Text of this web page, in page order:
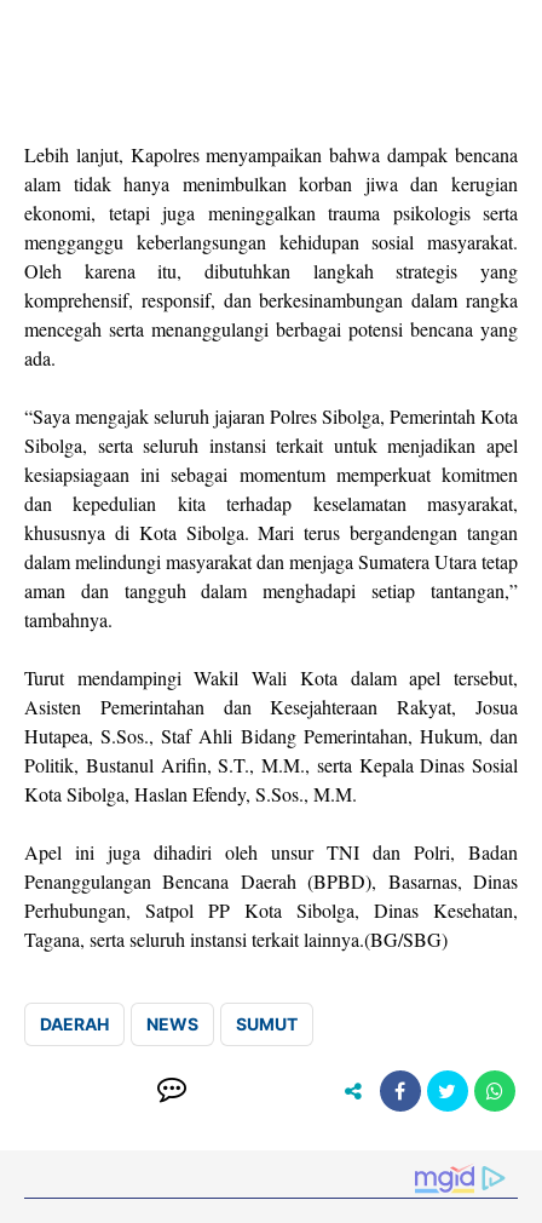
Lebih lanjut, Kapolres menyampaikan bahwa dampak bencana
alam tidak hanya menimbulkan korban jiwa dan kerugian
ekonomi, tetapi juga meninggalkan trauma psikologis serta
mengganggu keberlangsungan kehidupan sosial masyarakat.
Oleh karena itu, dibutuhkan langkah strategis yang
komprehensif, responsif, dan berkesinambungan dalam rangka
mencegah serta menanggulangi berbagai potensi bencana yang
ada.
“Saya mengajak seluruh jajaran Polres Sibolga, Pemerintah Kota
Sibolga, serta seluruh instansi terkait untuk menjadikan apel
kesiapsiagaan ini sebagai momentum memperkuat komitmen
dan kepedulian kita terhadap keselamatan masyarakat,
khususnya di Kota Sibolga. Mari terus bergandengan tangan
dalam melindungi masyarakat dan menjaga Sumatera Utara tetap
aman dan tangguh dalam menghadapi setiap tantangan,”
tambahnya.
Turut mendampingi Wakil Wali Kota dalam apel tersebut,
Asisten Pemerintahan dan Kesejahteraan Rakyat, Josua
Hutapea, S.Sos., Staf Ahli Bidang Pemerintahan, Hukum, dan
Politik, Bustanul Arifin, S.T., M.M., serta Kepala Dinas Sosial
Kota Sibolga, Haslan Efendy, S.Sos., M.M.
Apel ini juga dihadiri oleh unsur TNI dan Polri, Badan
Penanggulangan Bencana Daerah (BPBD), Basarnas, Dinas
Perhubungan, Satpol PP Kota Sibolga, Dinas Kesehatan,
Tagana, serta seluruh instansi terkait lainnya.(BG/SBG)
DAERAH NEWS SUMUT